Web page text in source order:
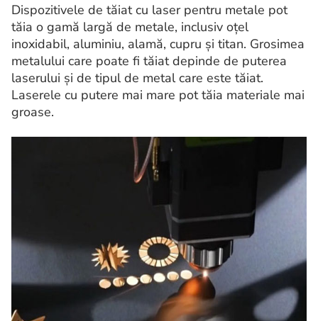
Dispozitivele de tăiat cu laser pentru metale pot
tăia o gamă largă de metale, inclusiv oțel
inoxidabil, aluminiu, alamă, cupru și titan. Grosimea
metalului care poate fi tăiat depinde de puterea
laserului și de tipul de metal care este tăiat.
Laserele cu putere mai mare pot tăia materiale mai
groase.